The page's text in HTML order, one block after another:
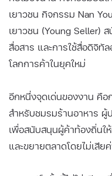
เยาวชน กิจกรรม Nan
เยาวชน (Young Seller)
สื่อสาร และการใช้สื่อดิจิทั
โลกการค้าในยุคใหม่
อีกหนึ่งจุดเด่นของงาน คื
สำหรับชมรมร้านอาหาร ผู้
เพื่อสนับสนุนผู้ค้าท้องถิ่นใ
และขยายตลาดโดยไม่เสีย